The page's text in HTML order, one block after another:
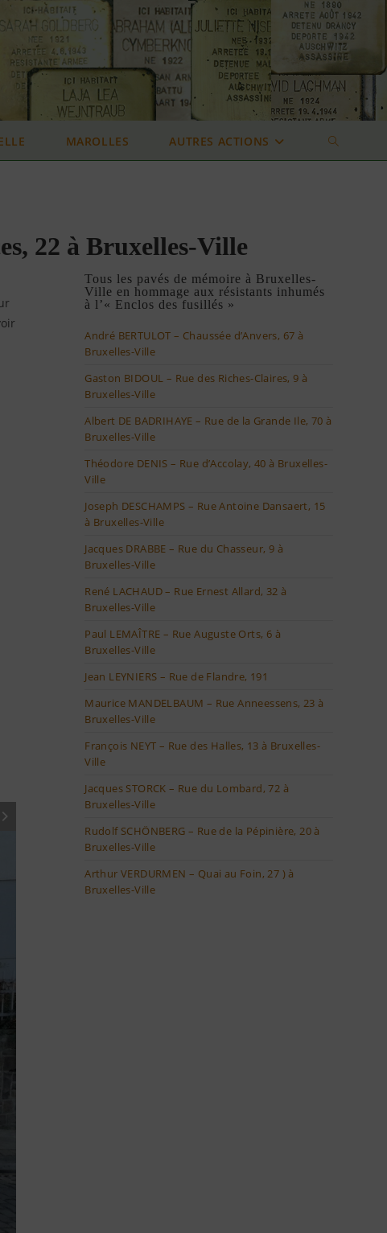
MAROLLES AUTRES ACTIONS TOGGLE
22 à Bruxelles-Ville
Tous les pavés de mémoire à Bruxelles-
Ville en hommage aux résistants inhumés
à l’« Enclos des fusillés »
André BERTULOT – Chaussée d’Anvers, 67 à
Bruxelles-Ville
Gaston BIDOUL – Rue des Riches-Claires, 9 à
Bruxelles-Ville
Albert DE BADRIHAYE – Rue de la Grande Ile, 70 à
Bruxelles-Ville
Théodore DENIS – Rue d’Accolay, 40 à Bruxelles-
Ville
Joseph DESCHAMPS – Rue Antoine Dansaert, 15
à Bruxelles-Ville
Jacques DRABBE – Rue du Chasseur, 9 à
Bruxelles-Ville
René LACHAUD – Rue Ernest Allard, 32 à
Bruxelles-Ville
Paul LEMAÎTRE – Rue Auguste Orts, 6 à
Bruxelles-Ville
Jean LEYNIERS – Rue de Flandre, 191
Maurice MANDELBAUM – Rue Anneessens, 23 à
Bruxelles-Ville
François NEYT – Rue des Halles, 13 à Bruxelles-
Ville
Jacques STORCK – Rue du Lombard, 72 à
Bruxelles-Ville
Rudolf SCHÖNBERG – Rue de la Pépinière, 20 à
Bruxelles-Ville
Arthur VERDURMEN – Quai au Foin, 27 ) à
Bruxelles-Ville